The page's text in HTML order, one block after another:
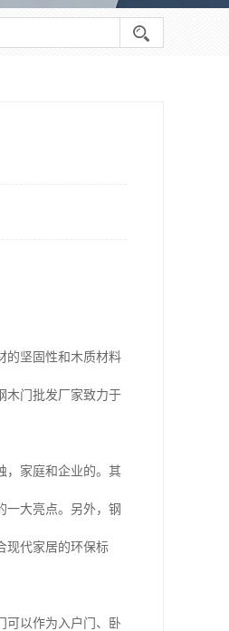
的坚固性和木质材料
木门批发厂家致力于
，家庭和企业的。其
一大亮点。另外，钢
现代家居的环保标
可以作为入户门、卧